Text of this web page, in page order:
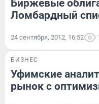
Биржевые
Ломбардный
24 сентября, 2012, 16:52
БИЗНЕС
Уфимские
рынок с